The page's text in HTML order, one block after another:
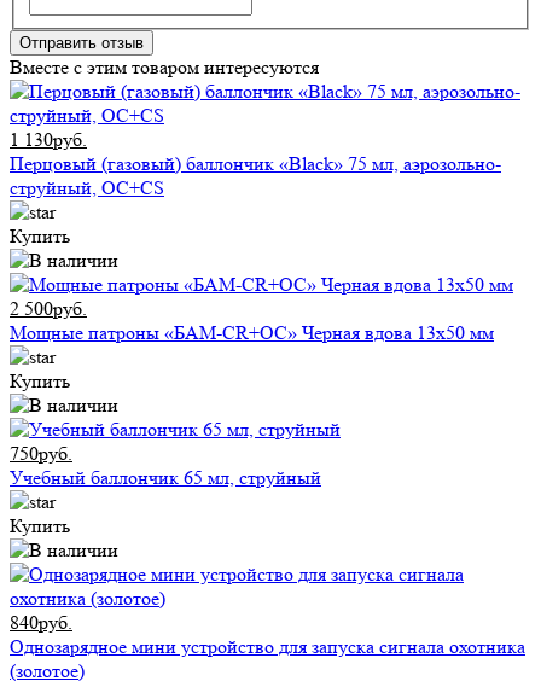
Отправить отзыв
Вместе с этим товаром интересуются
1 130руб.
Перцовый (газовый) баллончик «Black» 75 мл, аэрозольно-
струйный, ОC+CS
Купить
2 500руб.
Мощные патроны «БАМ-CR+ОС» Черная вдова 13х50 мм
Купить
750руб.
Учебный баллончик 65 мл, струйный
Купить
840руб.
Однозарядное мини устройство для запуска сигнала охотника
(золотое)